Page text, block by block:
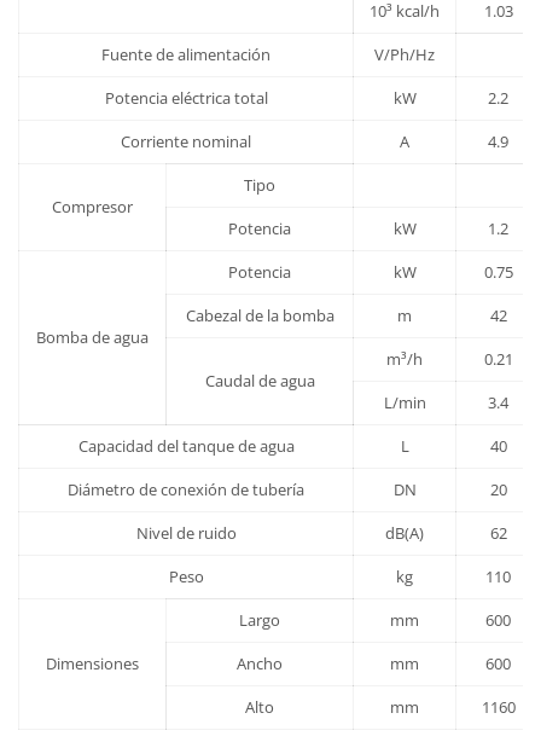
10³ kcal/h
1.03
Fuente de alimentación
V/Ph/Hz
Potencia eléctrica total
kW
2.2
Corriente nominal
A 4.9
Compresor
Tipo
Potencia
kW 1.2
Bomba de agua
Potencia kW
0.75
Cabezal de la bomba
m 42
Caudal de agua
m³/h
0.21
L/min
3.4
Capacidad del tanque de agua
L
40
Diámetro de conexión de tubería
DN
20
Nivel de ruido
dB(A)
62
Peso
kg 110
Dimensiones
Largo mm
600
Ancho
mm
600
Alto
mm 1160